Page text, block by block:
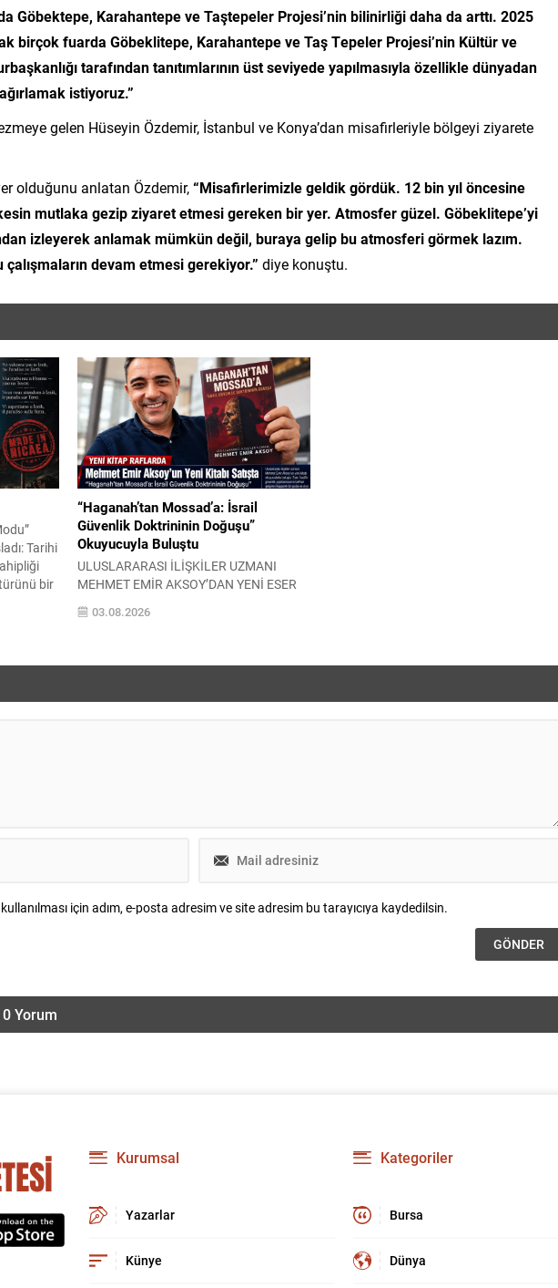
Göbektepe, Karahantepe ve Taştepeler Projesi’nin bilinirliği daha da arttı. 2025
birçok fuarda Göbeklitepe, Karahantepe ve Taş Tepeler Projesi’nin Kültür ve
tarafından tanıtımlarının üst seviyede yapılmasıyla özellikle dünyadan
istiyoruz.”
gelen Hüseyin Özdemir, İstanbul ve Konya’dan misafirleriyle bölgeyi ziyarete
olduğunu anlatan Özdemir,“Misafirlerimizle geldik gördük. 12 bin yıl öncesine
mutlaka gezip ziyaret etmesi gereken bir yer. Atmosfer güzel. Göbeklitepe’yi
izleyerek anlamak mümkün değil, buraya gelip bu atmosferi görmek lazım.
devam etmesi gerekiyor.” diye konuştu.
Tarihi
bir
“Haganah’tan Mossad’a: İsrail
Güvenlik Doktrininin Doğuşu”
Okuyucuyla Buluştu
ULUSLARARASI İLİŞKİLER UZMANI
MEHMET EMİR AKSOY’DAN YENİ ESER
Uluslararası ilişkiler uzmanı ve siyaset
bilimci Mehmet Emir Aksoy, uzun yıllara
03.08.2026
için adım, e-posta adresim ve site adresim bu tarayıcıya kaydedilsin.
Yorum
Kurumsal
Yazarlar
Künye
Kategoriler
Bursa
Dünya